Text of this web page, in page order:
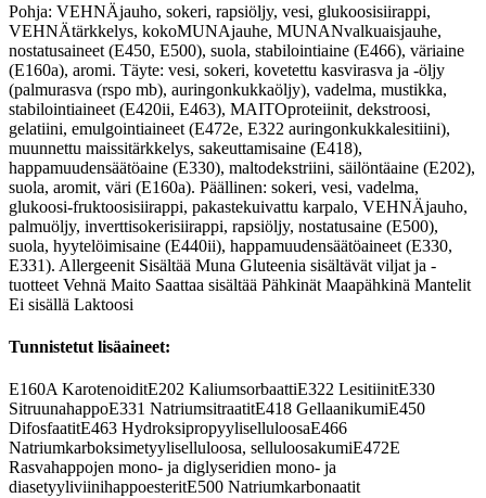
Pohja: VEHNÄjauho, sokeri, rapsiöljy, vesi, glukoosisiirappi,
VEHNÄtärkkelys, kokoMUNAjauhe, MUNANvalkuaisjauhe,
nostatusaineet (E450, E500), suola, stabilointiaine (E466), väriaine
(E160a), aromi. Täyte: vesi, sokeri, kovetettu kasvirasva ja -öljy
(palmurasva (rspo mb), auringonkukkaöljy), vadelma, mustikka,
stabilointiaineet (E420ii, E463), MAITOproteiinit, dekstroosi,
gelatiini, emulgointiaineet (E472e, E322 auringonkukkalesitiini),
muunnettu maissitärkkelys, sakeuttamisaine (E418),
happamuudensäätöaine (E330), maltodekstriini, säilöntäaine (E202),
suola, aromit, väri (E160a). Päällinen: sokeri, vesi, vadelma,
glukoosi-fruktoosisiirappi, pakastekuivattu karpalo, VEHNÄjauho,
palmuöljy, inverttisokerisiirappi, rapsiöljy, nostatusaine (E500),
suola, hyytelöimisaine (E440ii), happamuudensäätöaineet (E330,
E331). Allergeenit Sisältää Muna Gluteenia sisältävät viljat ja -
tuotteet Vehnä Maito Saattaa sisältää Pähkinät Maapähkinä Mantelit
Ei sisällä Laktoosi
Tunnistetut lisäaineet:
E160A KarotenoiditE202 KaliumsorbaattiE322 LesitiinitE330
SitruunahappoE331 NatriumsitraatitE418 GellaanikumiE450
DifosfaatitE463 HydroksipropyyliselluloosaE466
Natriumkarboksimetyyliselluloosa, selluloosakumiE472E
Rasvahappojen mono- ja diglyseridien mono- ja
diasetyyliviinihappoesteritE500 Natriumkarbonaatit